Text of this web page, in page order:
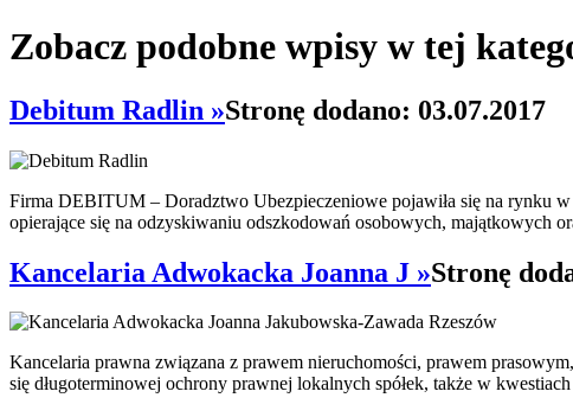
Zobacz podobne wpisy w tej
Debitum Radlin »Stronę dodano: 03.07.2017
Firma DEBITUM – Doradztwo Ubezpieczeniowe pojawiła się na rynku
opierające się na odzyskiwaniu odszkodowań osobowych, majątkowych
Kancelaria Adwokacka Joanna J »Stronę
Kancelaria prawna związana z prawem nieruchomości, prawem
się długoterminowej ochrony prawnej lokalnych spółek, także w